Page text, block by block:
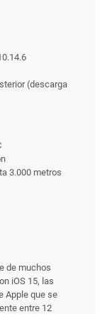
(descarga
3.000 metros
de muchos
iOS 15, las
Apple que se
entre 12